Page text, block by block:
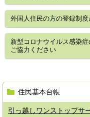
外国人住民の方の登録制
新型コロナウイルス感染
ご協力ください
住民基本台帳
引っ越しワンストップサ